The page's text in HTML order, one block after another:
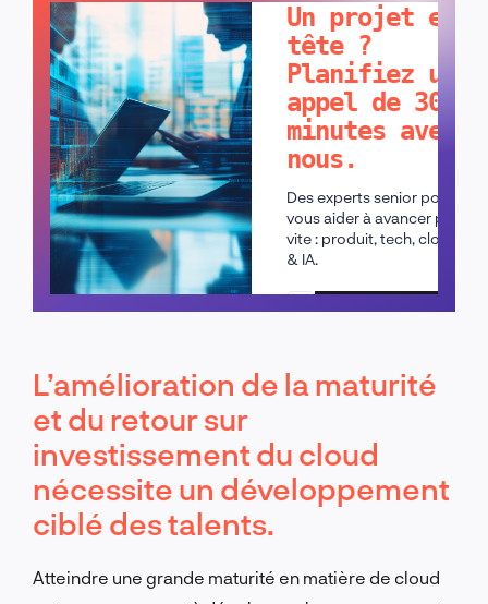
Un projet en
tête ?
Planifiez un
appel de 30
minutes avec
nous.
Des experts senior pour
vous aider à avancer plus
vite : produit, tech, cloud
& IA.
Planifier un appel
L’amélioration de la maturité
et du retour sur
investissement du cloud
nécessite un développement
ciblé des talents.
Atteindre une grande maturité en matière de cloud